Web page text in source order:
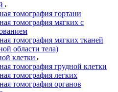
томография гортани
томография мягких с
томография мягких тканей
области тела)
клетки
томография грудной клетки
томография легких
томография органов